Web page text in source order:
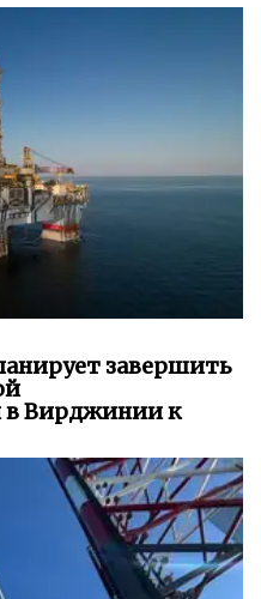
завершить
в Вирджинии к